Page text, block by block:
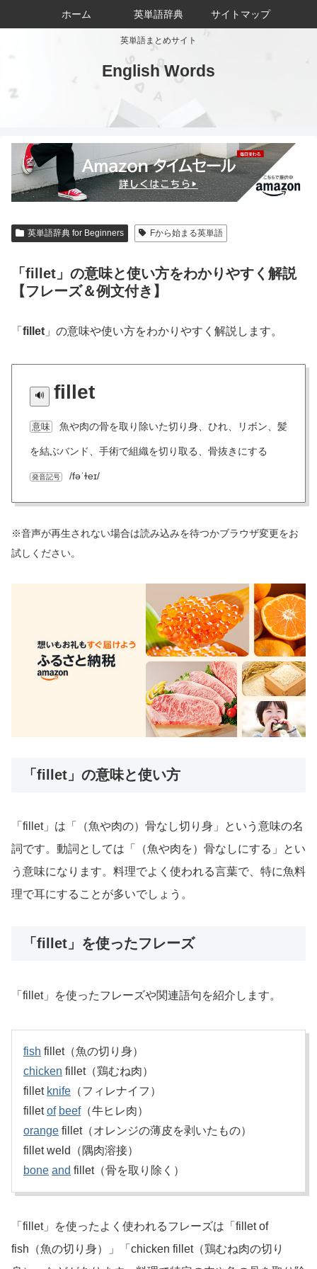
英単語まとめサイト
English Words
ホーム 英単語辞典 サイトマップ
英単語辞典 for Beginners Fから始まる英単語
「fillet」の意味と使い方をわかりやすく解説
【フレーズ＆例文付き】
「 fillet 」の意味や使い方をわかりやすく解説します。
fillet
意味 魚や肉の骨を取り除いた切り身、ひれ、リボン、髪
を結ぶバンド、手術で組織を切り取る、骨抜きにする
発音記号 /fəˈɫeɪ/
※音声が再生されない場合は読み込みを待つかブラウザ変更をお
試しください。
「fillet」の意味と使い方
「fillet」は「（魚や肉の）骨なし切り身」という意味の名
詞です。動詞としては「（魚や肉を）骨なしにする」とい
う意味になります。料理でよく使われる言葉で、特に魚料
理で耳にすることが多いでしょう。
「fillet」を使ったフレーズ
「fillet」を使ったフレーズや関連語句を紹介します。
fish fillet（魚の切り身）
chicken fillet（鶏むね肉）
fillet knife （フィレナイフ）
filletof beef（牛ヒレ肉）
orange fillet（オレンジの薄皮を剥いたもの）
fillet weld（隅肉溶接）
bone and fillet（骨を取り除く）
「fillet」を使ったよく使われるフレーズは「fillet of
fish（魚の切り身）」「chicken fillet（鶏むね肉の切り